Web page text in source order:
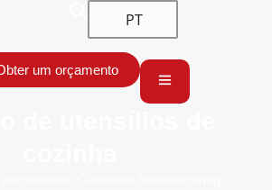
PT
um orçamento